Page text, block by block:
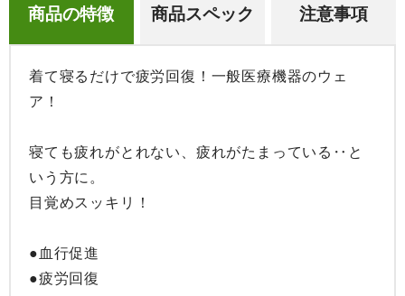
商品の特徴 商品スペック 注意事項
着て寝るだけで疲労回復！一般医療機器のウェ
ア！
寝ても疲れがとれない、疲れがたまっている‥と
いう方に。
目覚めスッキリ！
●血行促進
●疲労回復